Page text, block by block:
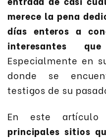
merece la pena
días enteros a
interesantes
Especialmente en
donde se
testigos de su
En este artículo
principales sitios